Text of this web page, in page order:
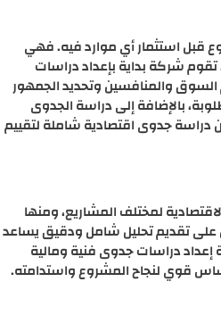
قبل استثمار أي موارد فيه. فهي
شركة بداية بإعداد دراسات
والمنافسين وتحديد الجمهور
بالإضافة إلى دراسة الجدوى
دراسة جدوى اقتصادية شاملة لتقييم
لمختلف المشاريع، ومنها
على تقديم تحليل شامل ودقيق يساعد
دراسات جدوى فنية ومالية
قوي لنجاح المشروع واستدامته.